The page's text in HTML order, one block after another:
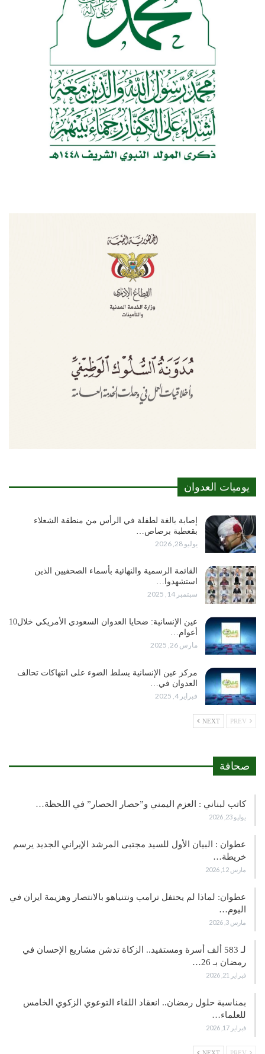
يوميات العدوان
إصابة بالغة لطفلة في الرأس من منطقة الشعلاء
بقعطبة برصاص…
يوليو 28, 2026
القائمة الرسمية والنهائية بأسماء الصحفيين الذين
استشهدوا…
سبتمبر 14, 2025
عين الإنسانية: ضحايا العدوان السعودي الأمريكي خلال10
أعوام…
مارس 26, 2025
مركز عين الإنسانية يسلط الضوء على انتهاكات تحالف
العدوان في…
فبراير 4, 2025
NEXT
صحافة
كاتب لبناني : العزم اليمني و”حصار الحصار” في اللحظة…
يوليو 23, 2026
عطوان : البيان الأول للسيد مجتبى المرشد الإيراني الجديد يرسم
خريطة…
مارس 12, 2026
عطوان: لماذا لم يحتفل ترامب ونتنياهو بالانتصار وهزيمة ايران في
اليوم…
مارس 3, 2026
لـ 583 ألف أسرة ومستفيد.. الزكاة تدشن مشاريع الإحسان في
رمضان بـ 26…
فبراير 21, 2026
بمناسبة حلول رمضان.. انعقاد اللقاء التوعوي الزكوي الخامس
للعلماء…
فبراير 17, 2026